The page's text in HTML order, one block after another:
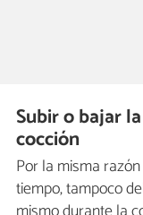
Subir o bajar
cocción
Por la misma
tiempo, tampoco